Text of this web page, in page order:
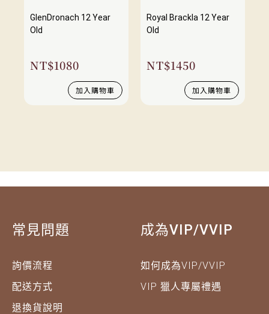
GlenDronach 12 Year
Old
NT$1080
加入購物車
Royal Brackla 12 Year
Old
NT$1450
加入購物車
常見問題
詢價流程
配送方式
退換貨說明
成為VIP/VVIP
如何成為VIP/VVIP
VIP 獵人專屬禮遇